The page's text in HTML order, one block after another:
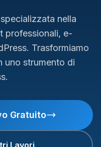
nella
professionali, e-
Trasformiamo
uno strumento di
Gratuito
Lavori